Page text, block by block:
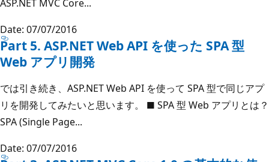
ASP.NET MVC Core...
Date: 07/07/2016
Part 5. ASP.NET Web API を使った SPA 型
Web アプリ開発
では引き続き、ASP.NET Web API を使って SPA 型で同じアプ
リを開発してみたいと思います。 ■ SPA 型 Web アプリとは？
SPA (Single Page...
Date: 07/07/2016